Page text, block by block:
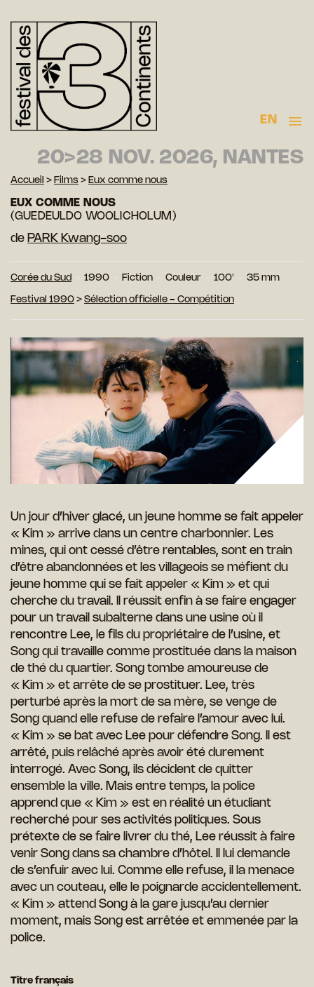
EN
20>28 NOV. 2026, NANTES
Accueil > Films > Eux comme nous
EUX COMME NOUS
(GUEDEULDO WOOLICHOLUM)
de PARK Kwang-soo
Corée du Sud 1990 Fiction Couleur 100′ 35 mm
Festival 1990 > Sélection officielle - Compétition
Un jour d’hiver glacé, un jeune homme se fait appeler
« Kim » arrive dans un centre charbonnier. Les
mines, qui ont cessé d’être rentables, sont en train
d’être abandonnées et les villageois se méfient du
jeune homme qui se fait appeler « Kim » et qui
cherche du travail. Il réussit enfin à se faire engager
pour un travail subalterne dans une usine où il
rencontre Lee, le fils du propriétaire de l’usine, et
Song qui travaille comme prostituée dans la maison
de thé du quartier. Song tombe amoureuse de
« Kim » et arrête de se prostituer. Lee, très
perturbé après la mort de sa mère, se venge de
Song quand elle refuse de refaire l’amour avec lui.
« Kim » se bat avec Lee pour défendre Song. Il est
arrêté, puis relâché après avoir été durement
interrogé. Avec Song, ils décident de quitter
ensemble la ville. Mais entre temps, la police
apprend que « Kim » est en réalité un étudiant
recherché pour ses activités politiques. Sous
prétexte de se faire livrer du thé, Lee réussit à faire
venir Song dans sa chambre d’hôtel. Il lui demande
de s’enfuir avec lui. Comme elle refuse, il la menace
avec un couteau, elle le poignarde accidentellement.
« Kim » attend Song à la gare jusqu’au dernier
moment, mais Song est arrêtée et emmenée par la
police.
Titre français